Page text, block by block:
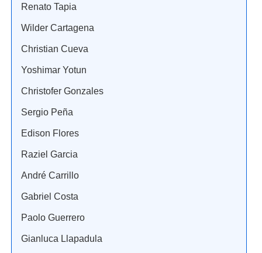
Renato Tapia
Wilder Cartagena
Christian Cueva
Yoshimar Yotun
Christofer Gonzales
Sergio Peña
Edison Flores
Raziel Garcia
André Carrillo
Gabriel Costa
Paolo Guerrero
Gianluca Llapadula